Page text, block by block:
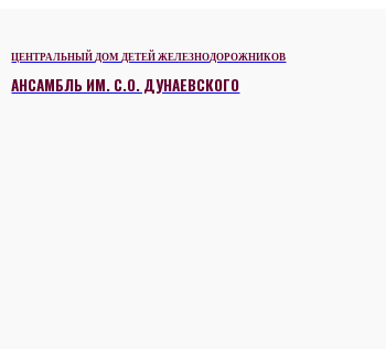
ЦЕНТРАЛЬНЫЙ ДОМ ДЕТЕЙ ЖЕЛЕЗНОДОРОЖНИКОВ
АНСАМБЛЬ ИМ. С.О. ДУНАЕВСКОГО